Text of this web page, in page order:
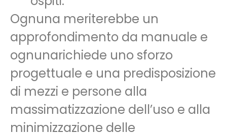
Ognuna meriterebbe un
approfondimento da manuale e
ognunarichiede uno sforzo
progettuale e una predisposizione
di mezzi e persone alla
massimatizzazione dell’uso e alla
minimizzazione delle